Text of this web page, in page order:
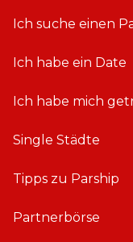
Ich suche einen
Ich habe ein Date
Ich habe mich
Single Städte
Tipps zu Parship
Partnerbörse